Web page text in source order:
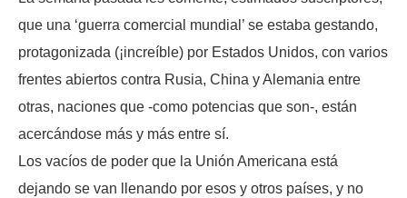
que una ‘guerra comercial mundial’ se estaba gestando,
protagonizada (¡increíble) por Estados Unidos, con varios
frentes abiertos contra Rusia, China y Alemania entre
otras, naciones que -como potencias que son-, están
acercándose más y más entre sí.
Los vacíos de poder que la Unión Americana está
dejando se van llenando por esos y otros países, y no